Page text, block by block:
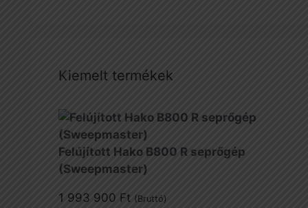
Kiemelt termékek
Felújított Hako B800 R seprőgép
(Sweepmaster)
1 993 900 Ft (Bruttó)